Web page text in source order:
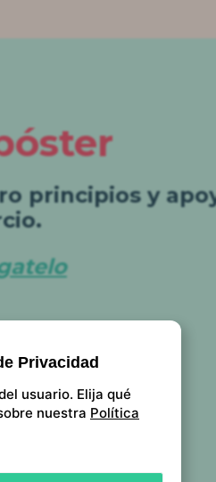
Privacidad
usuario. Elija qué
nuestra Política
principios y